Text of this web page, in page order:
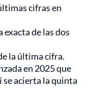
cifras en
exacta de las dos
la última cifra.
en 2025 que
acierta la quinta